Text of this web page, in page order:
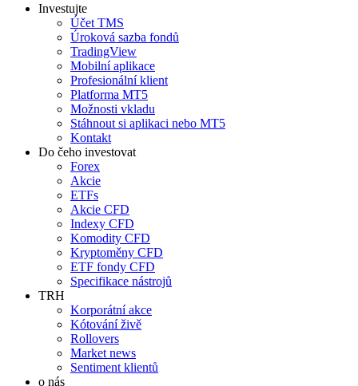
Investujte
Účet TMS
Úroková sazba fondů
TradingView
Mobilní aplikace
Profesionální klient
Platforma MT5
Možnosti vkladu
Stáhnout si aplikaci nebo MT5
Kontakt
Do čeho investovat
Forex
Akcie
ETFs
Akcie CFD
Indexy CFD
Komodity CFD
Kryptoměny CFD
ETF fondy CFD
Specifikace nástrojů
TRH
Korporátní akce
Kótování živě
Rollovers
Market news
Sentiment klientů
o nás